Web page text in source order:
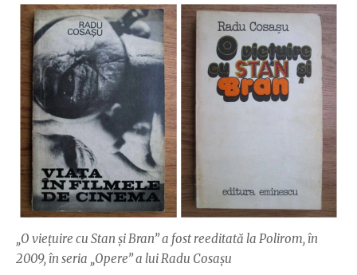
„O viețuire cu Stan și Bran” a fost reeditată la Polirom, în
2009, în seria „Opere” a lui Radu Cosașu